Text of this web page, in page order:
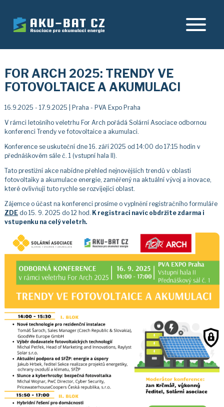
FOR ARCH 2025: TRENDY VE
FOTOVOLTAICE A AKUMULACI
16.9.2025 - 17.9.2025 | Praha - PVA Expo Praha
V rámci letošního veletrhu For Arch pořádá Solární Asociace odbornou
konferenci Trendy ve fotovoltaice a akumulaci.
Konference se uskuteční dne 16. září 2025 od 14:00 do 17:15 hodin v
přednáškovém sále č. 1 (vstupní hala II).
Tato prestižní akce nabídne přehled nejnovějších trendů v oblasti
fotovoltaiky a akumulace energie, zaměřený na aktuální vývoj a inovace,
které ovlivňují tuto rychle se rozvíjející oblast.
Zájemce o účast na konferenci prosíme o vyplnění registračního formuláře
ZDE do 15. 9. 2025 do 12 hod. K registraci navíc obdržíte zdarma i
vstupenku na celý veletrh.